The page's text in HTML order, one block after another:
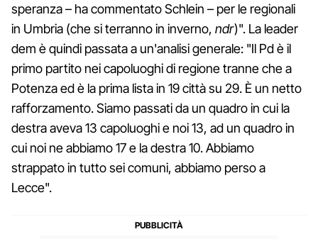
speranza – ha commentato Schlein – per le regionali
in Umbria (che si terranno in inverno, ndr)". La leader
dem è quindi passata a un'analisi generale: "Il Pd è il
primo partito nei capoluoghi di regione tranne che a
Potenza ed è la prima lista in 19 città su 29. È un netto
rafforzamento. Siamo passati da un quadro in cui la
destra aveva 13 capoluoghi e noi 13, ad un quadro in
cui noi ne abbiamo 17 e la destra 10. Abbiamo
strappato in tutto sei comuni, abbiamo perso a
Lecce".